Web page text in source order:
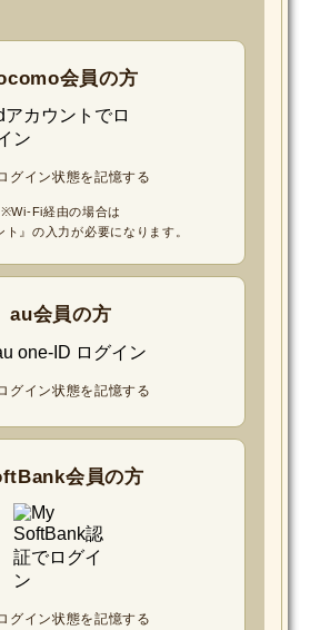
会員の方
グイン状態を記憶する
※Wi-Fi経由の場合は
ト』の入力が必要になります。
au会員の方
グイン状態を記憶する
会員の方
グイン状態を記憶する